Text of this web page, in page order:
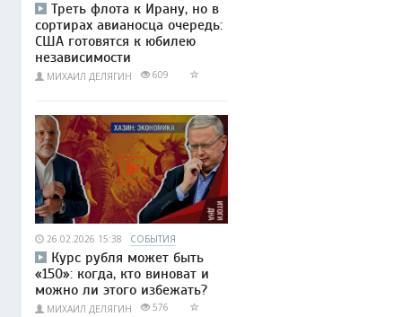
Треть флота к Ирану, но в
сортирах авианосца очередь:
США готовятся к юбилею
независимости
МИХАИЛ ДЕЛЯГИН 609
26.02.2026 15:38 СОБЫТИЯ
Курс рубля может быть
«150»: когда, кто виноват и
можно ли этого избежать?
МИХАИЛ ДЕЛЯГИН 576